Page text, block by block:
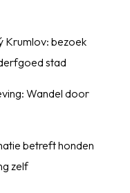
Krumlov: bezoek
stad
Wandel door
betreft honden
zelf